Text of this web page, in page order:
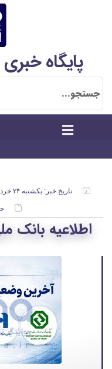
پایگاه خبری
تاریخ خبر:یکشنبه ۲۴ خرداد ۱۴۰۵
اطلاعیه بانک